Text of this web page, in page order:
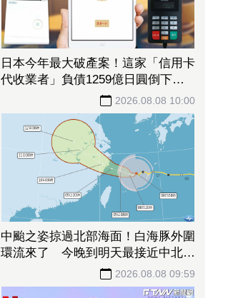
日本今年最大破產案！這家「信用卡
代收業者」負債1259億日圓倒下 2
萬家餐飲業53億款項卡住2026.08.08 10:00
中颱之姿掠過北部海面！白海豚外圍
環流來了 今晚到明天最接近中北部
2026.08.08 09:59